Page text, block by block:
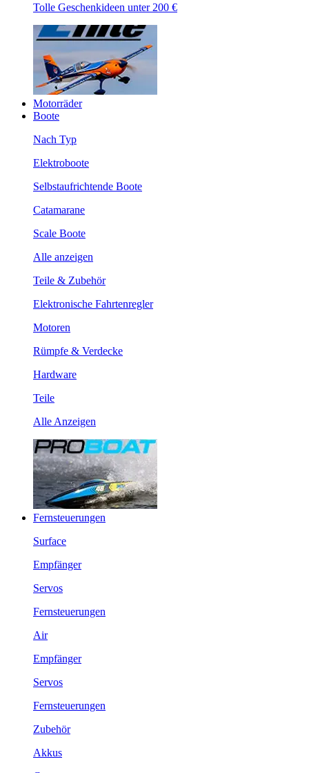
Tolle Geschenkideen unter 200 €
Motorräder
Boote
Nach Typ
Elektroboote
Selbstaufrichtende Boote
Catamarane
Scale Boote
Alle anzeigen
Teile & Zubehör
Elektronische Fahrtenregler
Motoren
Rümpfe & Verdecke
Hardware
Teile
Alle Anzeigen
Fernsteuerungen
Surface
Empfänger
Servos
Fernsteuerungen
Air
Empfänger
Servos
Fernsteuerungen
Zubehör
Akkus